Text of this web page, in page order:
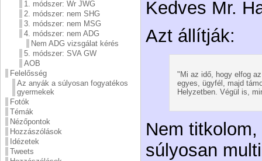
1. módszer: Wr JWG
2. módszer: nem SHG
3. módszer: nem MSG
4. módszer: nem ADG
Nem ADG vizsgálat kérés
5. módszer: SVA GW
AOB
Felelősség
Az anyák a súlyosan fogyatékos
gyermekek
Fotók
Témák
Nézőpontok
Hozzászólások
Idézetek
Tweets
Kedves Mr.
Azt állítják:
"Mi az idő, hogy elfog
egyes, ügyfél, majd
Helyzetben. Végül is,
Nem
súlyosan